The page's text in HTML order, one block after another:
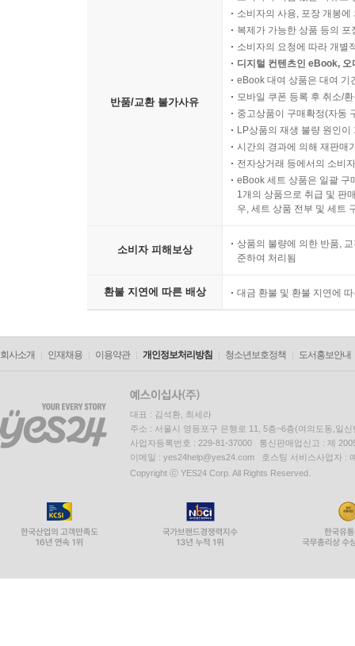
반품/교환 불가사유
소비자의 사용, 포장 개봉
복제가 가능한 상품 등의
소비자의 요청에 따라 개별
디지털 컨텐츠인 eBook,
eBook 대여 상품은 대여 기
모바일 쿠폰 등록 후 취소/
중고상품이 구매확정(자동
LP상품의 재생 불량 원인
시간의 경과에 의해 재판매
전자상거래 등에서의 소비
eBook 세트 상품은 일괄 구
1개의 상품으로 취급 및 판
우, 세트 상품 전부 및 세트
소비자 피해보상
상품의 불량에 의한 반품,
준하여 처리됨
환불 지연에 따른 배상 대금 환불 및 환불 지연에
회사소개 인재채용 이용약관 개인정보처리방침 청소년보호정책 도서홍보안내
대표 : 김석환, 최세라
주소 : 서울시 영등포구 은행로 11, 5층~6층(여의도동,일신
사업자등록번호 : 229-81-37000 통신판매업신고 : 제
이메일 : yes24help@yes24.com 호스팅 서비스사업자 :
Copyright ⓒ YES24 Corp. All Rights Reserved.